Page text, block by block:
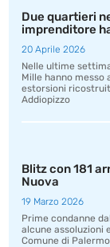
Due quartieri
imprenditore
20 Aprile 2026
Nelle ultime
Mille hanno messo
estorsioni
Addiopizzo
Blitz con 181
Nuova
19 Marzo 2026
Prime condanne
alcune assoluzioni
Comune di Palermo